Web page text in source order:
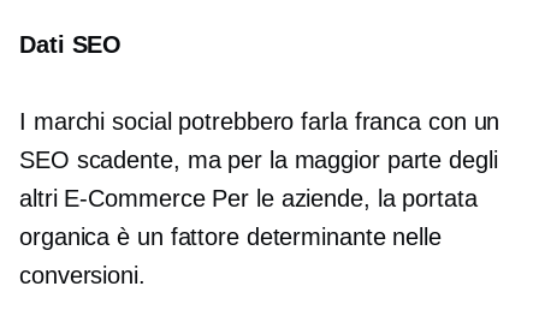
Dati SEO
I marchi social potrebbero farla franca con un
SEO scadente, ma per la maggior parte degli
altri E-CommercePer le aziende, la portata
organica è un fattore determinante nelle
conversioni.